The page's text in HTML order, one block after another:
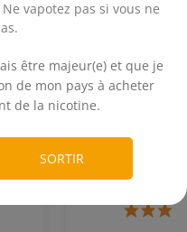
vapotez pas si vous ne
être majeur(e) et que je
de mon pays à acheter
de la nicotine.
SORTIR
-
Tropical Cloud
Goyave -